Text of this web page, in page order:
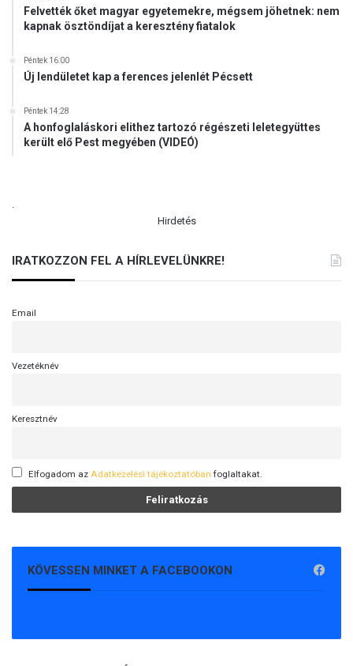
Felvették őket magyar egyetemekre, mégsem jöhetnek: nem
kapnak ösztöndíjat a keresztény fiatalok
Péntek 16:00
Új lendületet kap a ferences jelenlét Pécsett
Péntek 14:28
A honfoglaláskori elithez tartozó régészeti leletegyüttes
került elő Pest megyében (VIDEÓ)
Hirdetés
IRATKOZZON FEL A HÍRLEVELÜNKRE!
Email
Vezetéknév
Keresztnév
Elfogadom az Adatkezelési tájékoztatóban foglaltakat.
KÖVESSEN MINKET A FACEBOOKON